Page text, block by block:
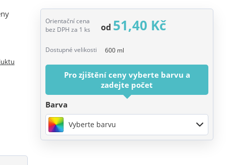
Orientační cena
bez DPH za 1 ks
od 51,40 Kč
Dostupné velikosti 600 ml
Pro zjištění ceny vyberte barvu a
zadejte počet
Barva
Vyberte barvu